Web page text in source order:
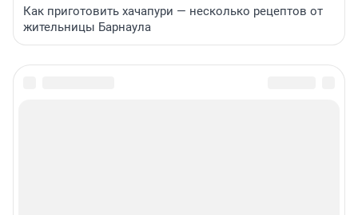
Как приготовить хачапури — несколько рецептов от
жительницы Барнаула